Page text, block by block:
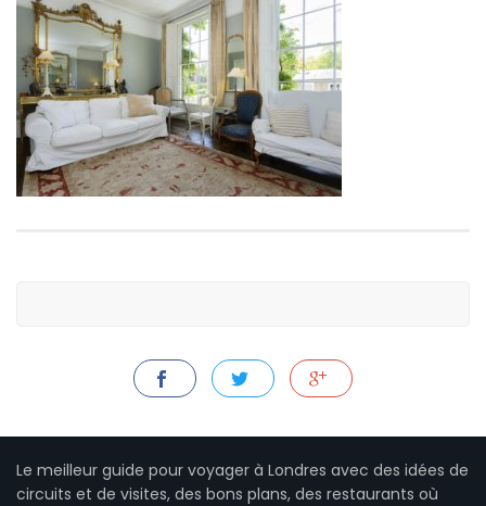
Le meilleur guide pour voyager à Londres avec des idées de
circuits et de visites, des bons plans, des restaurants où